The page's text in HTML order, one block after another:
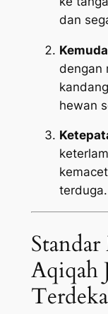
dan
dengan
hewan
terduga.
Aqiqah